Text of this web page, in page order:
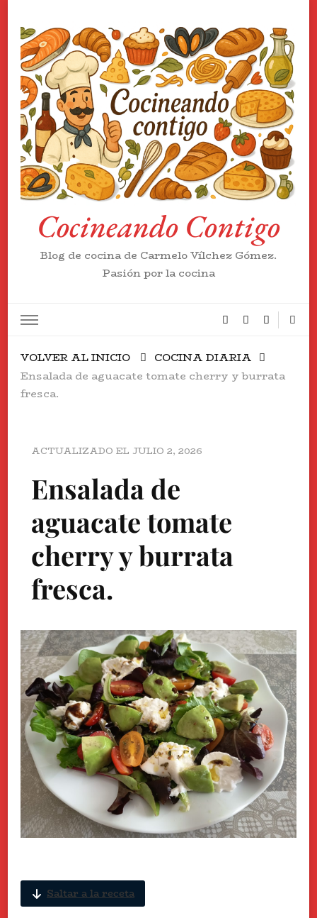
Cocineando Contigo
Blog de cocina de Carmelo Vílchez Gómez.
Pasión por la cocina
VOLVER AL INICIO
COCINA DIARIA
Ensalada de aguacate tomate cherry y burrata
fresca.
ACTUALIZADO EL JULIO 2, 2026
Ensalada de
aguacate tomate
cherry y burrata
fresca.
Saltar a la receta